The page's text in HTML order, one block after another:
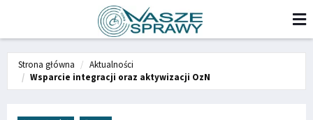
Strona główna
Aktualności
Wsparcie integracji oraz aktywizacji OzN